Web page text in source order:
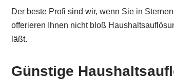
Der beste Profi sind wir, wenn Sie in
offerieren Ihnen nicht bloß
läßt.
Günstige